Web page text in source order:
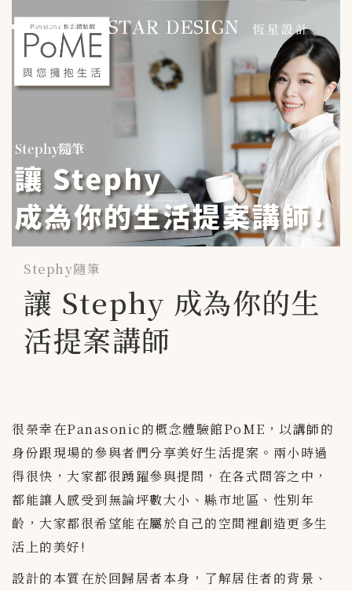
MENU
首頁 HOME
作品總覽 PORTFOLIO
住宅 RESIDENTIAL
辦公 Office
商空 Commercial
媒體報導 PRESS
聯絡我們
Stephy隨筆
讓 Stephy 成為你的生
活提案講師
很榮幸在Panasonic的概念體驗館PoME，以講師的
身份跟現場的參與者們分享美好生活提案。兩小時過
得很快，大家都很踴躍參與提問，在各式問答之中，
都能讓人感受到無論坪數大小、縣市地區、性別年
齡，大家都很希望能在屬於自己的空間裡創造更多生
活上的美好!
設計的本質在於回歸居者本身，了解居住者的背景、